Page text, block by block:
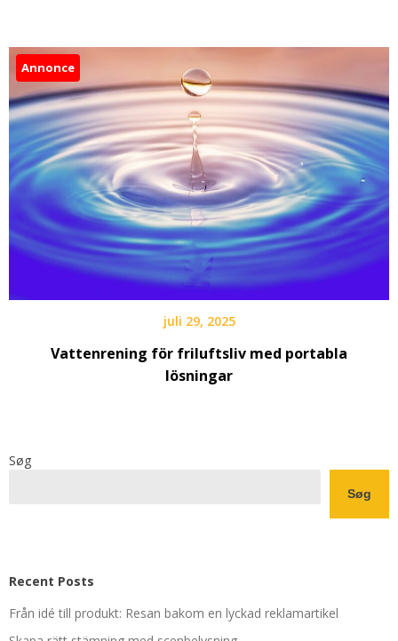
Annonce
juli 29, 2025
Vattenrening för friluftsliv med portabla
lösningar
Søg
Søg
Recent Posts
Från idé till produkt: Resan bakom en lyckad reklamartikel